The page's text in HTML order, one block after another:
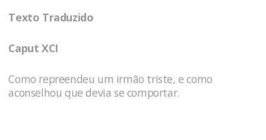
Texto Traduzido
Caput XCI
Como repreendeu um irmão triste, e como
aconselhou que devia se comportar.